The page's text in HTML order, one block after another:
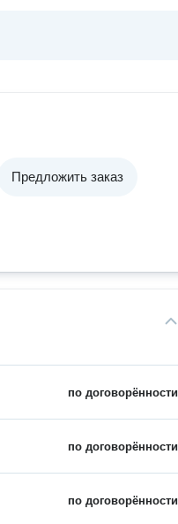
Предложить заказ
по договорённости
по договорённости
по договорённости